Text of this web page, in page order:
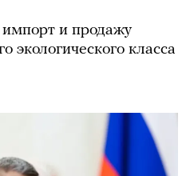
и продажу
экологического класса